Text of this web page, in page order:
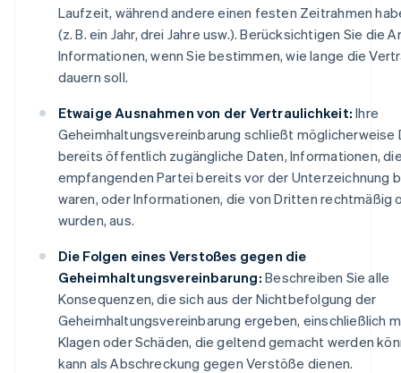
Laufzeit, während andere einen festen Zeitrahmen
(z. B. ein Jahr, drei Jahre usw.). Berücksichtigen Sie die
Informationen, wenn Sie bestimmen, wie lange die
dauern soll.
Etwaige Ausnahmen von der Vertraulichkeit: Ihre
Geheimhaltungsvereinbarung schließt möglicherweise
bereits öffentlich zugängliche Daten, Informationen,
empfangenden Partei bereits vor der Unterzeichnung
waren, oder Informationen, die von Dritten
wurden, aus.
Die Folgen eines Verstoßes gegen die
Geheimhaltungsvereinbarung: Beschreiben Sie alle
Konsequenzen, die sich aus der Nichtbefolgung der
Geheimhaltungsvereinbarung ergeben, einschließlich
Klagen oder Schäden, die geltend gemacht werden
kann als Abschreckung gegen Verstöße dienen.